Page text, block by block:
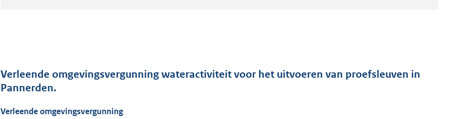
d
Verleende omgevingsvergunning wateractiviteit voor het uitvoeren van proefsleuven in
Pannerden.
Verleende omgevingsvergunning